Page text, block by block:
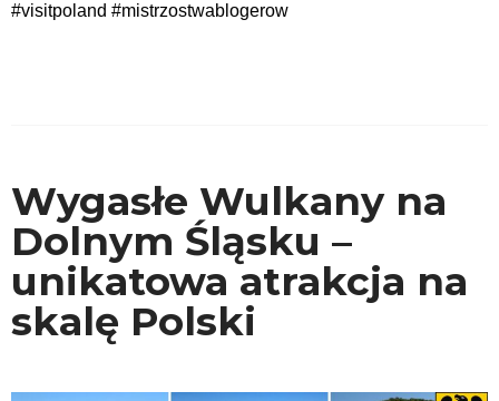
#visitpoland #mistrzostwablogerow
Wygasłe Wulkany na
Dolnym Śląsku –
unikatowa atrakcja na
skalę Polski